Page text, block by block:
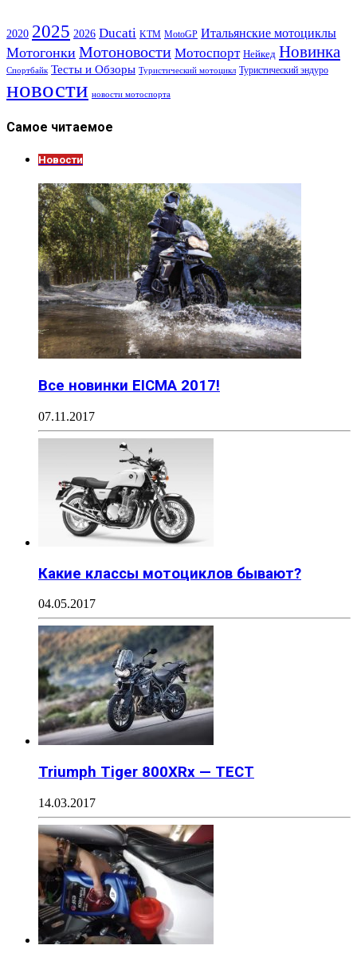
2020 2025 2026 Ducati KTM MotoGP Итальянские мотоциклы
Мотогонки Мотоновости Мотоспорт Нейкед Новинка
Спортбайк Тесты и Обзоры Туристический мотоцикл Туристический эндуро
новости новости мотоспорта
Самое читаемое
Новости
Все новинки EICMA 2017!
07.11.2017
Какие классы мотоциклов бывают?
04.05.2017
Triumph Tiger 800XRx — ТЕСТ
14.03.2017